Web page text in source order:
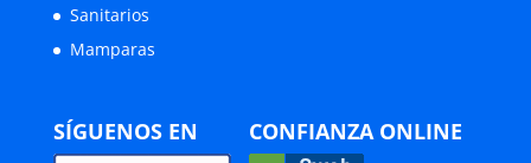
Sanitarios
Mamparas
SÍGUENOS EN CONFIANZA ONLINE